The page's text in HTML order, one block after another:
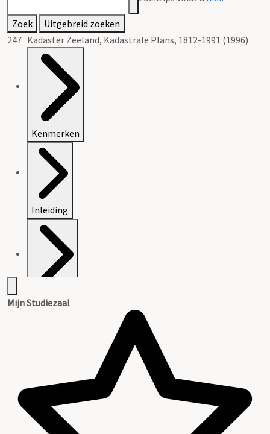
Zoek
Uitgebreid zoeken
247 Kadaster Zeeland, Kadastrale Plans, 1812-1991 (1996)
Kenmerken
Inleiding
Mijn Studiezaal